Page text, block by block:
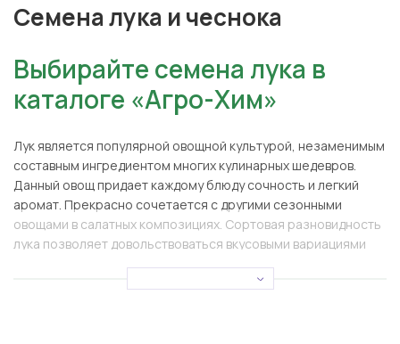
Семена лука и чеснока
Выбирайте семена лука в
каталоге «Агро-Хим»
Лук является популярной овощной культурой, незаменимым
составным ингредиентом многих кулинарных шедевров.
Данный овощ придает каждому блюду сочность и легкий
аромат. Прекрасно сочетается с другими сезонными
овощами в салатных композициях. Сортовая разновидность
лука позволяет довольствоваться вкусовыми вариациями
полезной огородной культуры. Купить семена лука в
Украине предлагает интернет-магазин «Агро-Хим». В